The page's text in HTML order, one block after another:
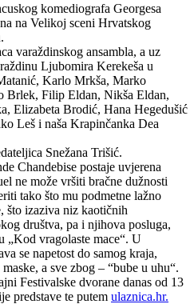
komediografa Georgesa
na Velikoj sceni Hrvatskog
varaždinskog ansambla, a uz
Ljubomira Kerekeša u
Karlo Mrkša, Marko
Brlek, Filip Eldan, Nikša Eldan,
Elizabeta Brodić, Hana Hegedušić
Leš i naša Krapinčanka Dea
Snežana Trišić.
Chandebise postaje uvjerena
ne može vršiti bračne dužnosti
tako što mu podmetne lažno
što izaziva niz kaotičnih
društva, pa i njihova posluga,
„Kod vragolaste mace“. U
se napetost do samog kraja,
a sve zbog – “bube u uhu“.
Festivalske dvorane danas od 13
predstave te putem ulaznica.hr.